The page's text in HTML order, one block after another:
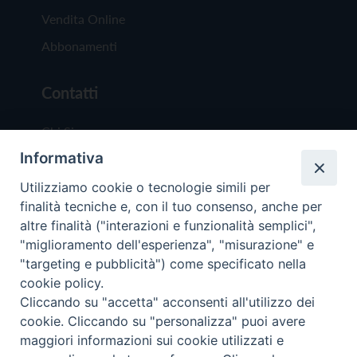
Vendita Online
Abbonamenti
Contatti
Chi Siamo
Redazione
Scrivici
Copyright © 2019 - Tutti i diritti riservati - Vita
Trentina Editrice
Privacy Policy
Informativa
Utilizziamo cookie o tecnologie simili per
finalità tecniche e, con il tuo consenso, anche per
altre finalità ("interazioni e funzionalità semplici",
"miglioramento dell'esperienza", "misurazione" e
"targeting e pubblicità") come specificato nella
cookie policy.
Cliccando su "accetta" acconsenti all'utilizzo dei
cookie. Cliccando su "personalizza" puoi avere
maggiori informazioni sui cookie utilizzati e